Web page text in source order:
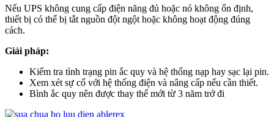
Nếu UPS không cung cấp điện năng đủ hoặc nó không ổn định,
thiết bị có thể bị tắt nguồn đột ngột hoặc không hoạt động đúng
cách.
Giải pháp:
Kiểm tra tình trạng pin ắc quy và hệ thống nạp hay sạc lại pin.
Xem xét sự cố với hệ thống điện và nâng cấp nếu cần thiết.
Bình ắc quy nên được thay thế mới từ 3 năm trở đi